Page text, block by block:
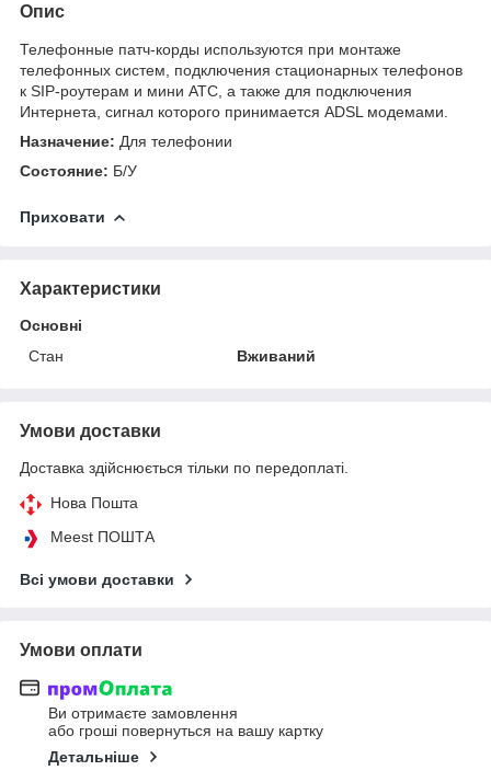
Опис
Телефонные патч-корды используются при монтаже
телефонных систем, подключения стационарных телефонов
к SIP-роутерам и мини АТС, а также для подключения
Интернета, сигнал которого принимается ADSL модемами.
Назначение: Для телефонии
Состояние: Б/У
Приховати
Характеристики
Основні
Стан
Вживаний
Умови доставки
Доставка здійснюється тільки по передоплаті.
Нова Пошта
Meest ПОШТА
Всі умови доставки
Умови оплати
Ви отримаєте замовлення
або гроші повернуться на вашу картку
Детальніше